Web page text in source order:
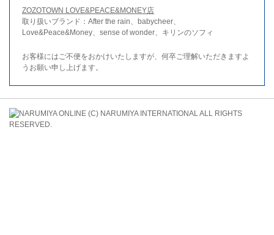
ZOZOTOWN LOVE&PEACE&MONEY店
取り扱いブランド：After the rain、babycheer、
Love&Peace&Money、sense of wonder、キリンのソフィ
お客様にはご不便をおかけいたしますが、何卒ご理解いただきますよ
うお願い申し上げます。